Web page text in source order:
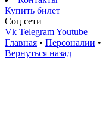
Купить билет
Соц cети
Vk TelegramYoutube
Главная • Персоналии •
Вернуться назад